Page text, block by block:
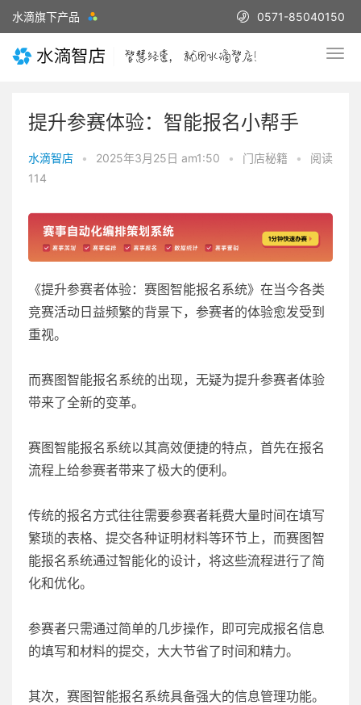
水滴旗下产品 0571-85040150
提升参赛体验：智能报名小帮手
水滴智店 • 2025年3月25日 am1:50 • 门店秘籍 •
阅读
114
《提升参赛者体验：赛图智能报名系统》在当今各类
竞赛活动日益频繁的背景下，参赛者的体验愈发受到
重视。
而赛图智能报名系统的出现，无疑为提升参赛者体验
带来了全新的变革。
赛图智能报名系统以其高效便捷的特点，首先在报名
流程上给参赛者带来了极大的便利。
传统的报名方式往往需要参赛者耗费大量时间在填写
繁琐的表格、提交各种证明材料等环节上，而赛图智
能报名系统通过智能化的设计，将这些流程进行了简
化和优化。
参赛者只需通过简单的几步操作，即可完成报名信息
的填写和材料的提交，大大节省了时间和精力。
其次，赛图智能报名系统具备强大的信息管理功能。